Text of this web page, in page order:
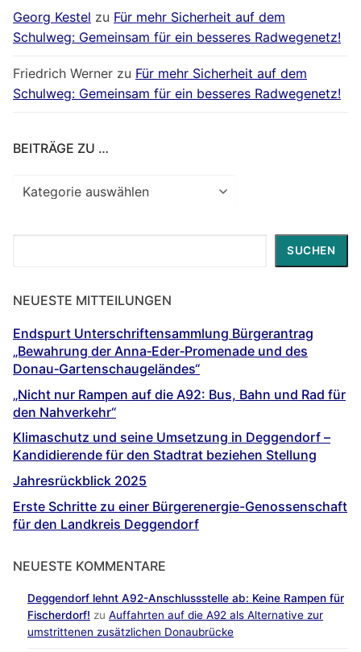
Georg Kestel zu Für mehr Sicherheit auf dem
Schulweg: Gemeinsam für ein besseres Radwegenetz!
Friedrich Werner zu Für mehr Sicherheit auf dem
Schulweg: Gemeinsam für ein besseres Radwegenetz!
BEITRÄGE ZU …
Beiträge
SUCHEN
NEUESTE MITTEILUNGEN
Endspurt Unterschriftensammlung Bürgerantrag
„Bewahrung der Anna‐Eder‐Promenade und des
Donau‐Gartenschaugeländes“
„Nicht nur Rampen auf die A92: Bus, Bahn und Rad für
den Nahverkehr“
Klimaschutz und seine Umsetzung in Deggendorf –
Kandidierende für den Stadtrat beziehen Stellung
Jahresrückblick 2025
Erste Schritte zu einer Bürgerenergie-Genossenschaft
für den Landkreis Deggendorf
NEUESTE KOMMENTARE
Deggendorf lehnt A92-Anschlussstelle ab: Keine Rampen für
Fischerdorf! zu Auffahrten auf die A92 als Alternative zur
umstrittenen zusätzlichen Donaubrücke